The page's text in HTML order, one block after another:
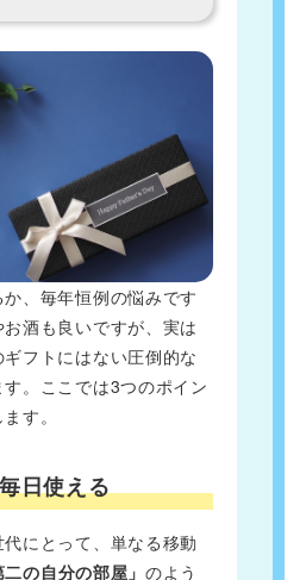
、毎年恒例の悩みです
酒も良いですが、実は
フトにはない圧倒的な
す。ここでは3つのポイン
す。
日使える
にとって、単なる移動
二の自分の部屋」 のよう